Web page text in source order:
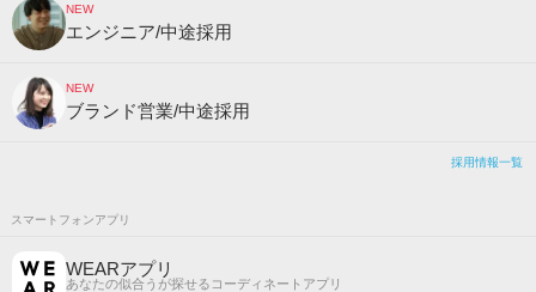
NEW
エンジニア/中途採用
NEW
ブランド営業/中途採用
採用情報一覧
スマートフォンアプリ
WEARアプリ
あなたの似合うが探せるコーディネートアプリ